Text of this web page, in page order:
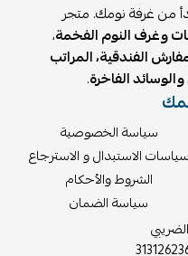
من غرفة نومك. متجر
وغرف النوم الفخمة،
الفندقية، المراتب
والوسائد الفاخرة.
سياسة الخصوصية
سياسات الاستبدال و الاسترجاع
الشروط والأحكام
سياسة الضمان